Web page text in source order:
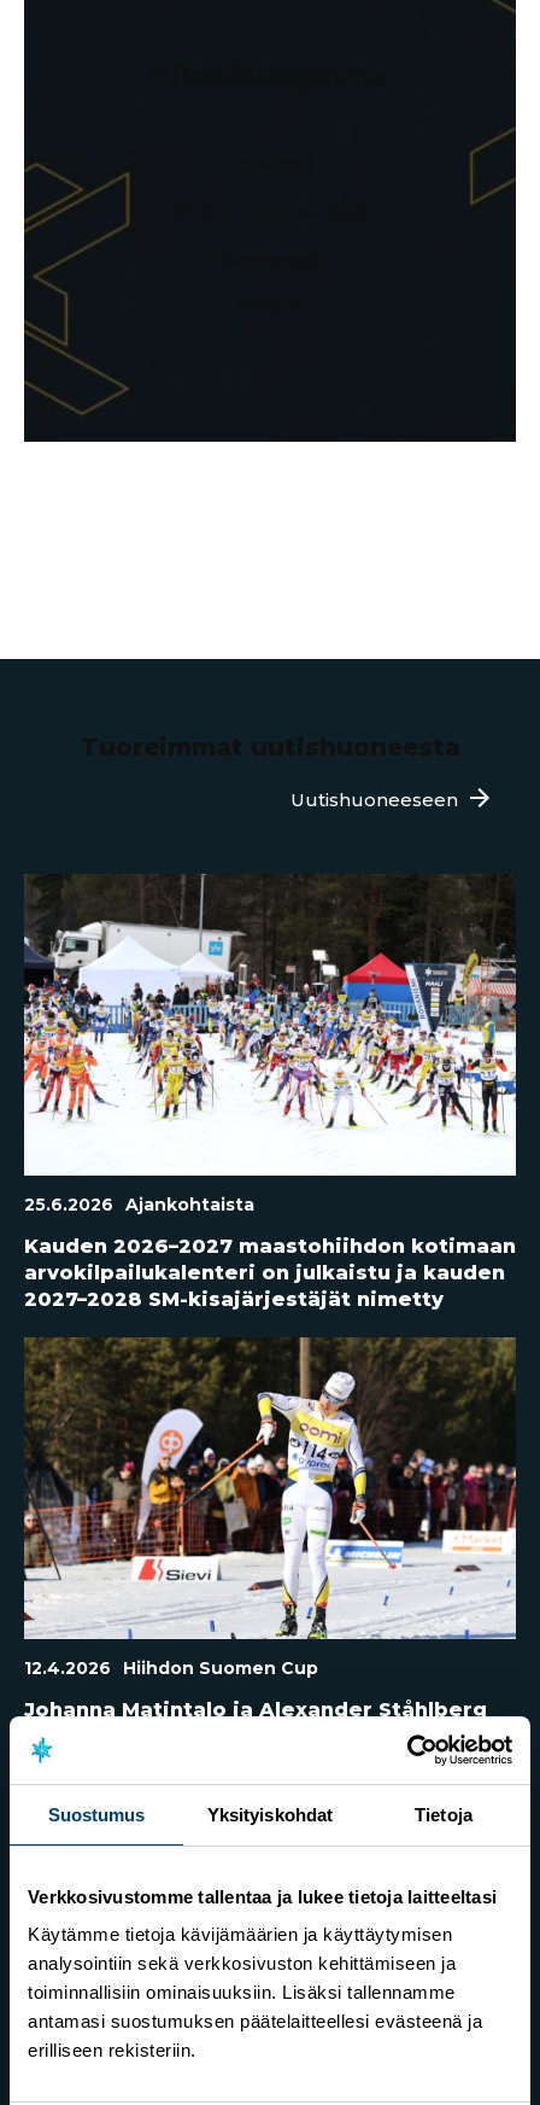
Suostumus Yksityiskohdat Tietoja
Verkkosivustomme tallentaa ja lukee tietoja laitteeltasi
Käytämme tietoja kävijämäärien ja käyttäytymisen
analysointiin sekä verkkosivuston kehittämiseen ja
toiminnallisiin ominaisuuksiin. Lisäksi tallennamme
antamasi suostumuksen päätelaitteellesi evästeenä ja
erilliseen rekisteriin.
Tuoreimmat uutishuoneesta
Uutishuoneeseen
25.6.2026 Ajankohtaista
Kauden 2026–2027 maastohiihdon kotimaan
arvokilpailukalenteri on julkaistu ja kauden
2027–2028 SM-kisajärjestäjät nimetty
12.4.2026 Hiihdon Suomen Cup
Johanna Matintalo ja Alexander Ståhlberg
Suomen mestaruuksiin pitkien matkojen
väliaikalähtökilpailuissa